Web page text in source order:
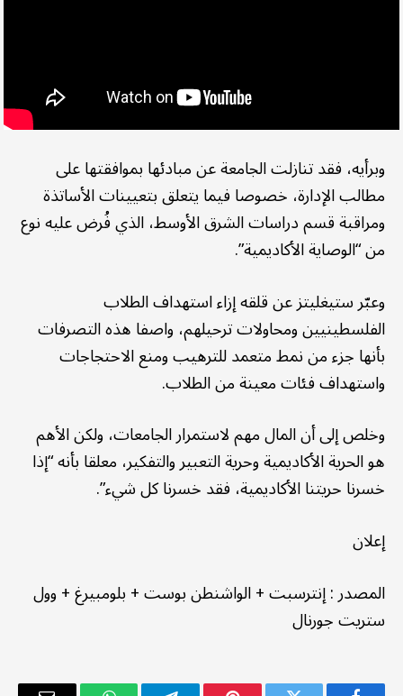
وبرأيه، فقد تنازلت الجامعة عن مبادئها بموافقتها على
مطالب الإدارة، خصوصا فيما يتعلق بتعيينات الأساتذة
ومراقبة قسم دراسات الشرق الأوسط، الذي فُرض عليه نوع
من “الوصاية الأكاديمية”.
وعبّر ستيغليتز عن قلقه إزاء استهداف الطلاب
الفلسطينيين ومحاولات ترحيلهم، واصفا هذه التصرفات
بأنها جزء من نمط متعمد للترهيب ومنع الاحتجاجات
واستهداف فئات معينة من الطلاب.
وخلص إلى أن المال مهم لاستمرار الجامعات، ولكن الأهم
هو الحرية الأكاديمية وحرية التعبير والتفكير، معلقا بأنه “إذا
خسرنا حريتنا الأكاديمية، فقد خسرنا كل شيء”.
إعلان
المصدر:إنترسبت+الواشنطن بوست+بلومبيرغ+وول
ستريت جورنال